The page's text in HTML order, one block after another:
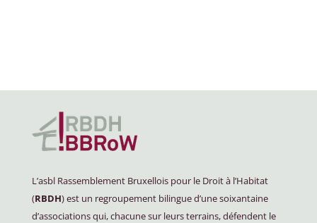
L’asbl Rassemblement Bruxellois pour le Droit à l’Habitat
(RBDH) est un regroupement bilingue d’une soixantaine
d’associations qui, chacune sur leurs terrains, défendent le